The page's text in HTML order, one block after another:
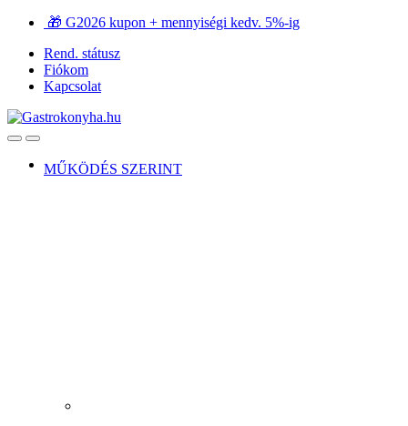
Ugrás
navigációhoz
Ugrás
tartalomra
🎁 G2026 kupon + mennyiségi kedv. 5%-ig
Rend. státusz
Fiókom
Kapcsolat
OpenClose
MŰKÖDÉS SZERINT